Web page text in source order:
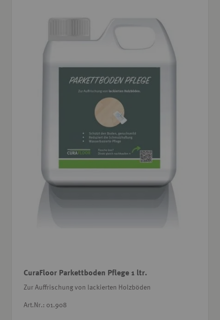
CuraFloor Parkettboden Pflege 1 ltr.
Zur Auffrischung von lackierten Holzböden
Art.Nr.: 01.908